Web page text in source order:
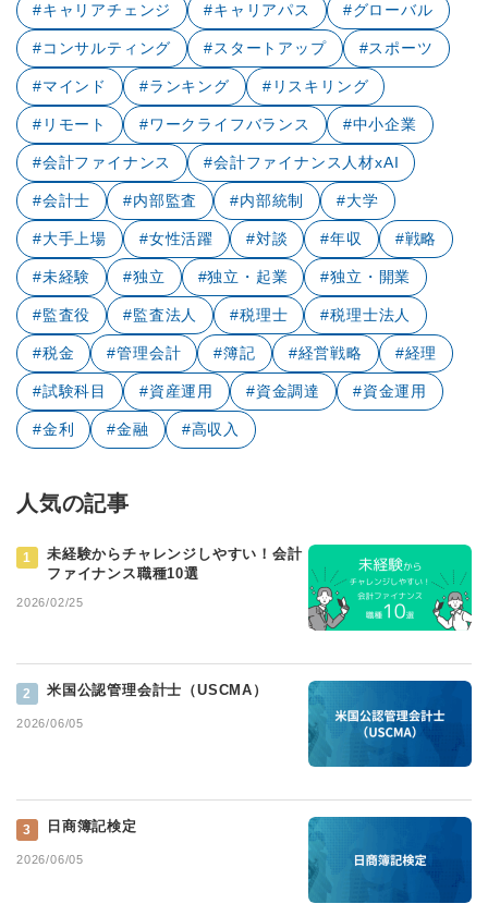
#キャリアチェンジ #キャリアパス #グローバル
#コンサルティング #スタートアップ #スポーツ
#マインド #ランキング #リスキリング
#リモート #ワークライフバランス #中小企業
#会計ファイナンス #会計ファイナンス人材xAI
#会計士 #内部監査 #内部統制 #大学
#大手上場 #女性活躍 #対談 #年収 #戦略
#未経験 #独立 #独立・起業 #独立・開業
#監査役 #監査法人 #税理士 #税理士法人
#税金 #管理会計 #簿記 #経営戦略 #経理
#試験科目 #資産運用 #資金調達 #資金運用
#金利 #金融 #高収入
人気の記事
1
未経験からチャレンジしやすい！会計
ファイナンス職種10選
2026/02/25
2 米国公認管理会計士（USCMA）
2026/06/05
3 日商簿記検定
2026/06/05